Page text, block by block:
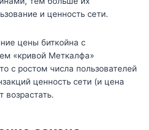
и ценность сети.
цены биткойна с
«кривой Меткалфа»
с ростом числа пользователей
ценность сети (и цена
возрастать.